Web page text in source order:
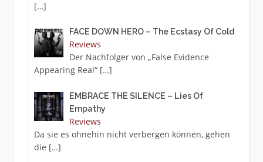
[…]
FACE DOWN HERO – The Ecstasy Of Cold
Reviews
Der Nachfolger von „False Evidence
Appearing Real“ […]
EMBRACE THE SILENCE – Lies Of
Empathy
Reviews
Da sie es ohnehin nicht verbergen können, gehen
die […]